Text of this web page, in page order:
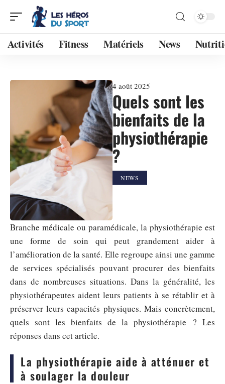
Activités Fitness Matériels News
4 août 2025
Quels sont les
bienfaits de la
physiothérapie
?
NEWS
Branche médicale ou paramédicale, la physiothérapie est
une forme de soin qui peut grandement aider à
l’amélioration de la santé. Elle regroupe ainsi une gamme
de services spécialisés pouvant procurer des bienfaits
dans de nombreuses situations. Dans la généralité, les
physiothérapeutes aident leurs patients à se rétablir et à
préserver leurs capacités physiques. Mais concrètement,
quels sont les bienfaits de la physiothérapie ? Les
réponses dans cet article.
La physiothérapie aide à atténuer et
à soulager la douleur